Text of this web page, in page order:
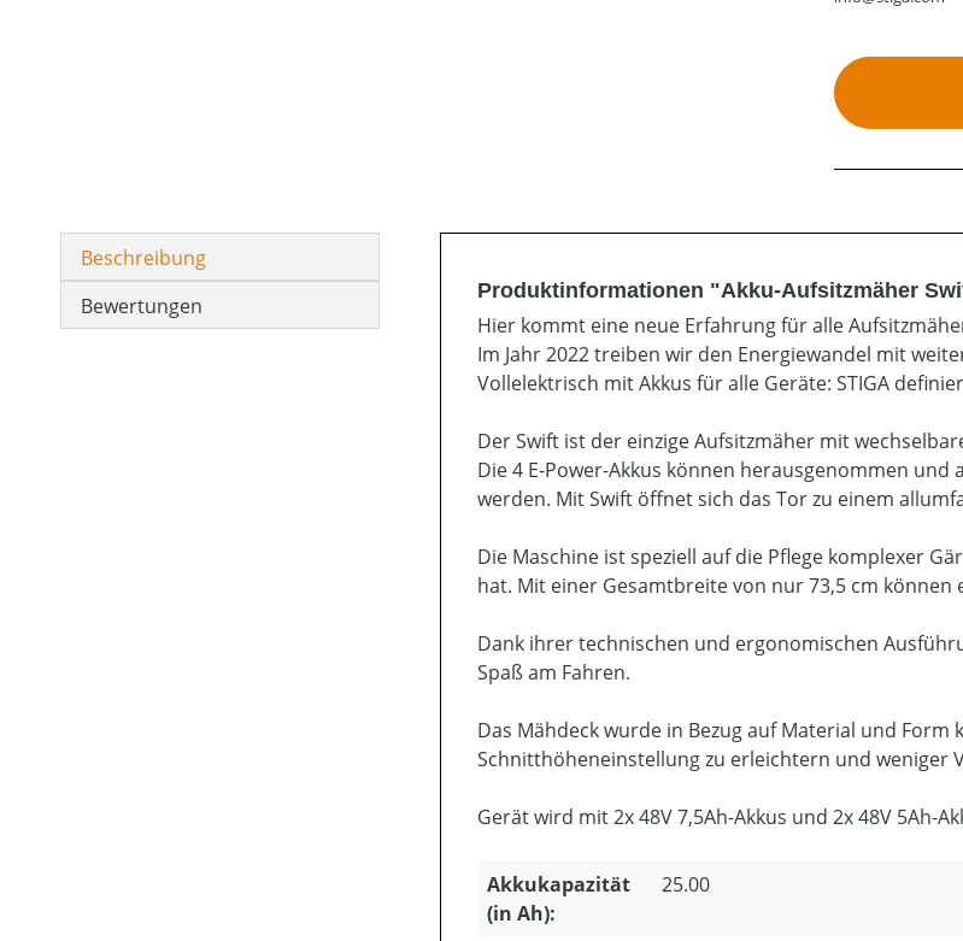
Beschreibung
Bewertungen
Produktinformationen "Akku-Aufsitzmäher
Hier kommt eine neue Erfahrung für alle
Im Jahr 2022 treiben wir den Energiewandel mit
Vollelektrisch mit Akkus für alle Geräte: STIGA
Der Swift ist der einzige Aufsitzmäher mit
Die 4 E-Power-Akkus können herausgenommen
werden. Mit Swift öffnet sich das Tor zu einem
Die Maschine ist speziell auf die Pflege komplexer
hat. Mit einer Gesamtbreite von nur 73,5 cm
Dank ihrer technischen und ergonomischen
Spaß am Fahren.
Das Mähdeck wurde in Bezug auf Material und
Schnitthöheneinstellung zu erleichtern und weniger
Gerät wird mit 2x 48V 7,5Ah-Akkus und 2x 48V 5Ah-
Akkukapazität
(in Ah):
25.00